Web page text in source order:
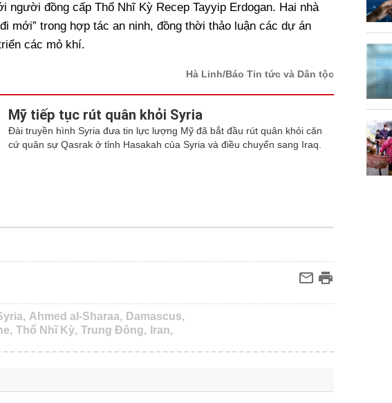
người đồng cấp Thổ Nhĩ Kỳ Recep Tayyip Erdogan. Hai nhà
mới” trong hợp tác an ninh, đồng thời thảo luận các dự án
các mỏ khí.
Hà Linh/Báo Tin tức và Dân tộc
Mỹ tiếp tục rút quân khỏi Syria
Đài truyền hình Syria đưa tin lực lượng Mỹ đã bắt đầu rút quân khỏi căn
cứ quân sự Qasrak ở tỉnh Hasakah của Syria và điều chuyển sang Iraq.
Ahmed al-Sharaa, Damascus,
Thổ Nhĩ Kỳ, Trung Đông, Iran,